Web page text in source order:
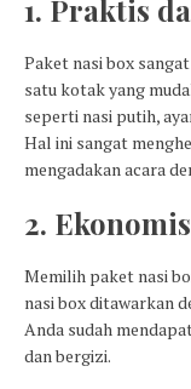
1. Praktis
Paket nasi box
satu kotak yang
seperti nasi putih,
Hal ini sangat
mengadakan acara
2. Ekonomis
Memilih paket nasi
nasi box ditawarkan
Anda sudah
dan bergizi.